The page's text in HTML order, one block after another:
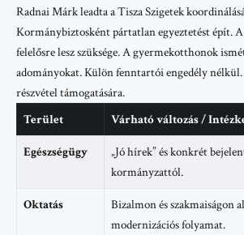
Radnai Márk leadta a Tisza Szigetek
Kormánybiztosként pártatlan egyeztetést épít.
felelősre lesz szüksége. A gyermekotthonok
adományokat. Külön fenntartói engedély nélkül.
részvétel támogatására.
Terület
Várható változás /
Egészségügy
„Jó hírek” és konkrét
kormányzattól.
Oktatás
Bizalmon és szakmaiságon
modernizációs folyamat.